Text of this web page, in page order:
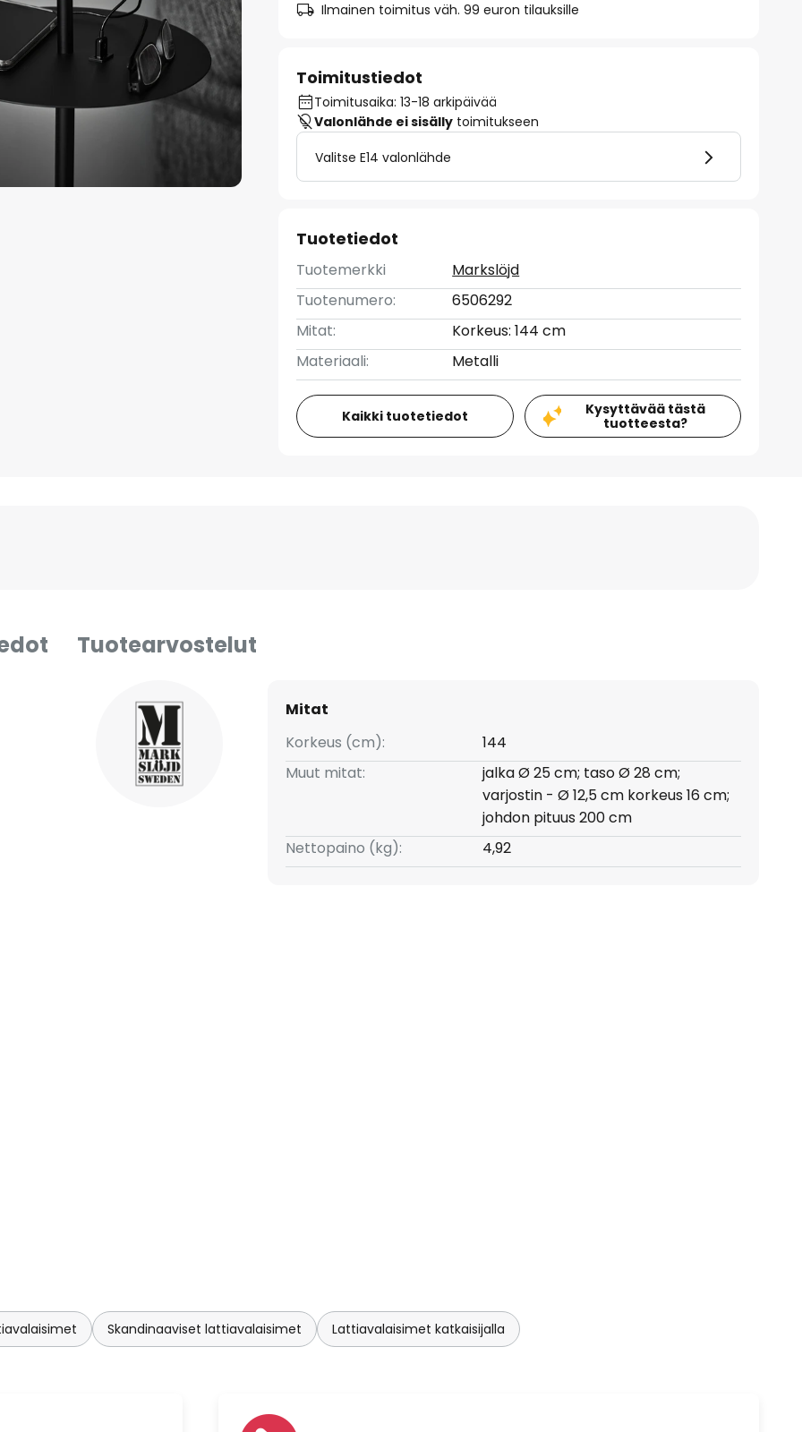
Ilmainen toimitus väh. 99 euron tilauksille
Toimitustiedot
Toimitusaika: 13-18 arkipäivää
Valonlähde ei sisälly toimitukseen
Valitse E14 valonlähde
Tuotetiedot
Tuotemerkki
Markslöjd
Tuotenumero:
6506292
Mitat:
Korkeus: 144 cm
Materiaali:
Metalli
Kaikki tuotetiedot
Kysyttävää tästä
tuotteesta?
Tuotearvostelut
Mitat
Korkeus (cm):
144
Muut mitat:
jalka Ø 25 cm; taso Ø 28 cm;
varjostin - Ø 12,5 cm korkeus 16 cm;
johdon pituus 200 cm
Nettopaino (kg):
4,92
Skandinaaviset lattiavalaisimet Lattiavalaisimet katkaisijalla